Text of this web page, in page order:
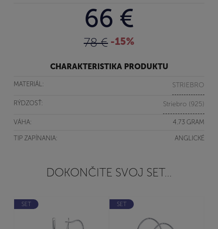
66 €
78 € -15%
CHARAKTERISTIKA PRODUKTU
MATERIÁL: STRIEBRO
RÝDZOSŤ: Striebro (925)
VÁHA: 4.73 GRAM
TIP ZAPÍNANIA: ANGLICKÉ
DOKONČITE SVOJ SET...
SET SET